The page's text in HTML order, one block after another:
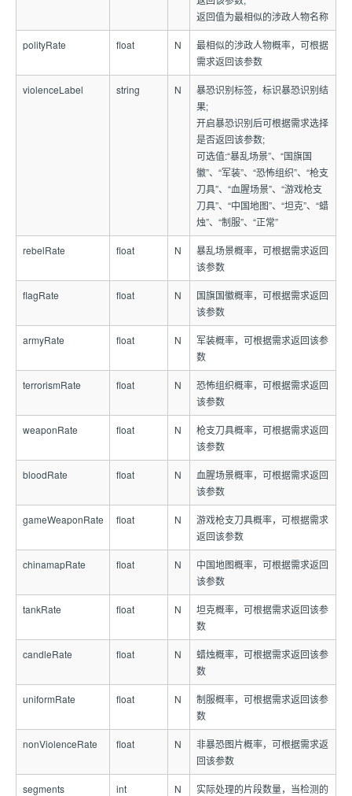
返回值为最相似的涉政人物名称
polityRate float N
最相似的涉政人物概率，可根据
需求返回该参数
violenceLabel string N
暴恐识别标签，标识暴恐识别结
果;
开启暴恐识别后可根据需求选择
是否返回该参数;
可选值:“暴乱场景”、“国旗国
徽”、“军装”、“恐怖组织”、“枪支
刀具”、“血腥场景”、“游戏枪支
刀具”、“中国地图”、“坦克”、“蜡
烛”、“制服”、“正常”
rebelRate float N
暴乱场景概率，可根据需求返回
该参数
flagRate float N
国旗国徽概率，可根据需求返回
该参数
armyRate float N
军装概率，可根据需求返回该参
数
terrorismRate float N
恐怖组织概率，可根据需求返回
该参数
weaponRate float N
枪支刀具概率，可根据需求返回
该参数
bloodRate float N
血腥场景概率，可根据需求返回
该参数
gameWeaponRate float N
游戏枪支刀具概率，可根据需求
返回该参数
chinamapRate float N
中国地图概率，可根据需求返回
该参数
tankRate float N
坦克概率，可根据需求返回该参
数
candleRate float N
蜡烛概率，可根据需求返回该参
数
uniformRate float N
制服概率，可根据需求返回该参
数
nonViolenceRate float N
非暴恐图片概率，可根据需求返
回该参数
segments int N
实际处理的片段数量，当检测的